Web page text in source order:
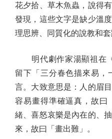
花夕拾、草木魚蟲，說得
發現，這些文字是缺少溫
理思辨、同質化的說教和套
明代劇作家湯顯祖在《
留下「三分春色描來易，
言。大致意思是：人的眉
容易畫得準確逼真，故曰
緒、喜怒哀樂是內在的、
來，故曰「畫出難」。